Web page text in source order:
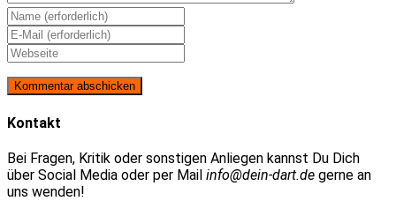
Gib
deinen
Namen
oder
Benutzernamen
zum
Kommentieren
ein
Gib
deine
E-
Mail-
Adresse
zum
ein
Gib
Website-
ein
Kontakt
Bei Fragen, Kritik oder sonstigen Anliegen kannst Du Dich
über Social Media oder per Mail info@dein-dart.de gerne an
uns wenden!